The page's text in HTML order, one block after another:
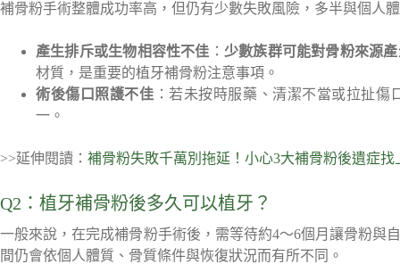
補骨粉手術整體成功率高，但仍有少數失敗風險，多半與個人
產生排斥或生物相容性不佳 ： 少數族群可能對骨粉來源
材質，是重要的植牙補骨粉注意事項。
術後傷口照護不佳 ：若未按時服藥、清潔不當或拉扯
一。
>>延伸閱讀： 補骨粉失敗千萬別拖延！小心3大補骨粉後遺症找
Q2：植牙補骨粉後多久可以植牙？
一般來說，在完成補骨粉手術後，需等待約4～6個月讓骨粉與
間仍會依個人體質、骨質條件與恢復狀況而有所不同。